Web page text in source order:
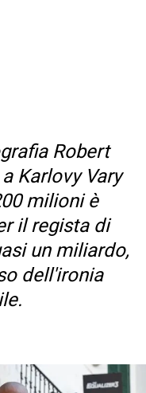
Robert
Karlovy Vary
milioni è
il regista di
un miliardo,
dell'ironia